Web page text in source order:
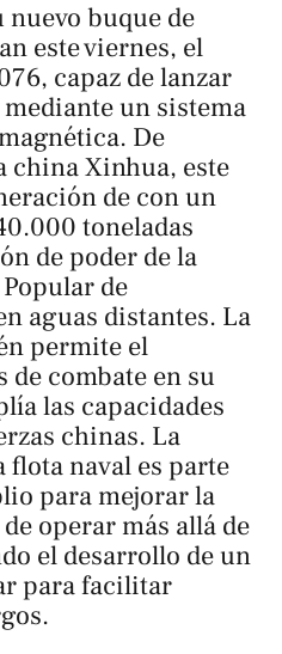
nuevo buque de
este viernes, el
capaz de lanzar
un sistema
De
chinaXinhua, este
de con un
toneladas
de poder de la
de
aguas distantes. La
permite el
de combate en su
las capacidades
chinas. La
naval es parte
para mejorar la
operar más allá de
el desarrollo de un
para facilitar